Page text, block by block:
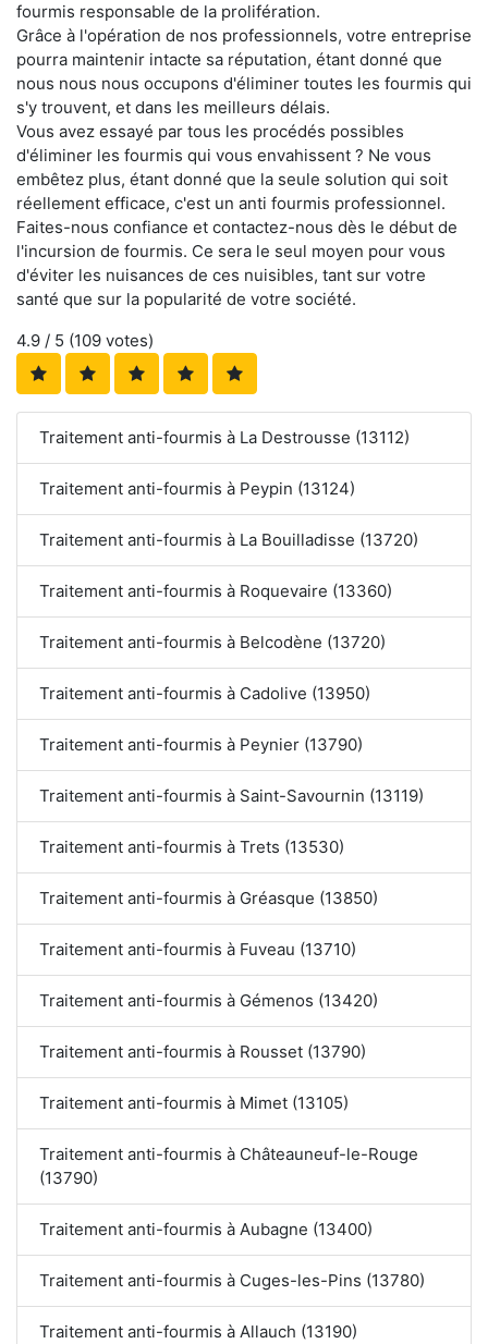
fourmis responsable de la prolifération.
Grâce à l'opération de nos professionnels, votre entreprise
pourra maintenir intacte sa réputation, étant donné que
nous nous nous occupons d'éliminer toutes les fourmis qui
s'y trouvent, et dans les meilleurs délais.
Vous avez essayé par tous les procédés possibles
d'éliminer les fourmis qui vous envahissent ? Ne vous
embêtez plus, étant donné que la seule solution qui soit
réellement efficace, c'est un anti fourmis professionnel.
Faites-nous confiance et contactez-nous dès le début de
l'incursion de fourmis. Ce sera le seul moyen pour vous
d'éviter les nuisances de ces nuisibles, tant sur votre
santé que sur la popularité de votre société.
4.9 / 5 (109 votes)
Traitement anti-fourmis à La Destrousse (13112)
Traitement anti-fourmis à Peypin (13124)
Traitement anti-fourmis à La Bouilladisse (13720)
Traitement anti-fourmis à Roquevaire (13360)
Traitement anti-fourmis à Belcodène (13720)
Traitement anti-fourmis à Cadolive (13950)
Traitement anti-fourmis à Peynier (13790)
Traitement anti-fourmis à Saint-Savournin (13119)
Traitement anti-fourmis à Trets (13530)
Traitement anti-fourmis à Gréasque (13850)
Traitement anti-fourmis à Fuveau (13710)
Traitement anti-fourmis à Gémenos (13420)
Traitement anti-fourmis à Rousset (13790)
Traitement anti-fourmis à Mimet (13105)
Traitement anti-fourmis à Châteauneuf-le-Rouge
(13790)
Traitement anti-fourmis à Aubagne (13400)
Traitement anti-fourmis à Cuges-les-Pins (13780)
Traitement anti-fourmis à Allauch (13190)